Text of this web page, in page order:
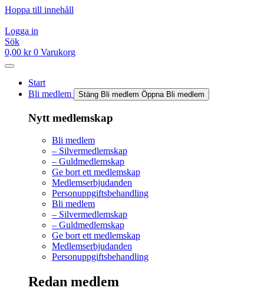
Hoppa till innehåll
Logga in
Sök
0,00 kr 0 Varukorg
Start
Bli medlem
Stäng Bli medlem Öppna Bli medlem
Nytt medlemskap
Bli medlem
– Silvermedlemskap
– Guldmedlemskap
Ge bort ett medlemskap
Medlemserbjudanden
Personuppgiftsbehandling
Bli medlem
– Silvermedlemskap
– Guldmedlemskap
Ge bort ett medlemskap
Medlemserbjudanden
Personuppgiftsbehandling
Redan medlem